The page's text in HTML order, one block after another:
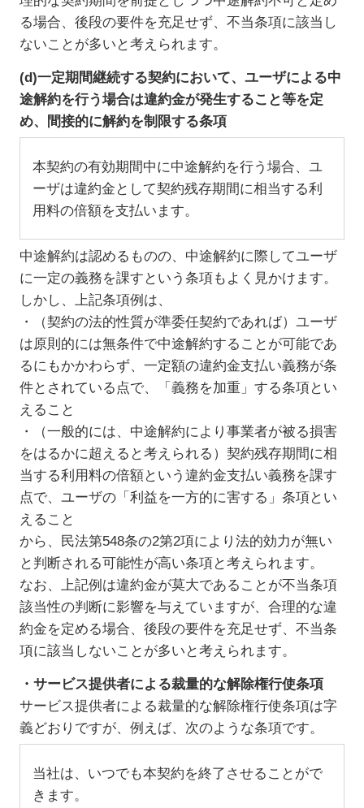
る場合、後段の要件を充足せず、不当条項に該当し
ないことが多いと考えられます。
(d)一定期間継続する契約において、ユーザによる中
途解約を行う場合は違約金が発生すること等を定
め、間接的に解約を制限する条項
本契約の有効期間中に中途解約を行う場合、ユ
ーザは違約金として契約残存期間に相当する利
用料の倍額を支払います。
中途解約は認めるものの、中途解約に際してユーザ
に一定の義務を課すという条項もよく見かけます。
しかし、上記条項例は、
・（契約の法的性質が準委任契約であれば）ユーザ
は原則的には無条件で中途解約することが可能であ
るにもかかわらず、一定額の違約金支払い義務が条
件とされている点で、「義務を加重」する条項とい
えること
・（一般的には、中途解約により事業者が被る損害
をはるかに超えると考えられる）契約残存期間に相
当する利用料の倍額という違約金支払い義務を課す
点で、ユーザの「利益を一方的に害する」条項とい
えること
から、民法第548条の2第2項により法的効力が無い
と判断される可能性が高い条項と考えられます。
なお、上記例は違約金が莫大であることが不当条項
該当性の判断に影響を与えていますが、合理的な違
約金を定める場合、後段の要件を充足せず、不当条
項に該当しないことが多いと考えられます。
・サービス提供者による裁量的な解除権行使条項
サービス提供者による裁量的な解除権行使条項は字
義どおりですが、例えば、次のような条項です。
当社は、いつでも本契約を終了させることがで
きます。